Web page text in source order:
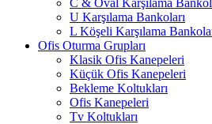
C & Oval Karşılama
U Karşılama Bankoları
L Köşeli Karşılama
Ofis Oturma Grupları
Klasik Ofis Kanepeleri
Küçük Ofis Kanepeleri
Bekleme Koltukları
Ofis Kanepeleri
Tv Koltukları